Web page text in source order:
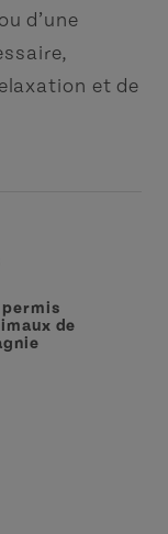
d’une
et de
de